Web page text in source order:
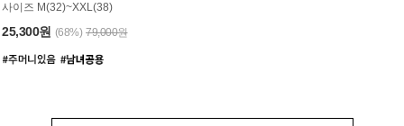
사이즈 M(32)~XXL(38)
25,300원 (68%) 79,000원